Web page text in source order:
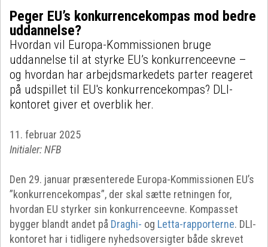
Peger EU’s konkurrencekompas mod bedre
uddannelse?
Hvordan vil Europa-Kommissionen bruge
uddannelse til at styrke EU’s konkurrenceevne –
og hvordan har arbejdsmarkedets parter reageret
på udspillet til EU's konkurrencekompas? DLI-
kontoret giver et overblik her.
11. februar 2025​
Initialer: NFB
Den 29. januar præsenterede Europa-Kommissionen EU’s
”konkurrencekompas”, der skal sætte retningen for,
hvordan EU styrker sin konkurrenceevne. Kompasset
bygger blandt andet på Draghi- og Letta-rapporterne. DLI-
kontoret har i tidligere nyhedsoversigter både skrevet